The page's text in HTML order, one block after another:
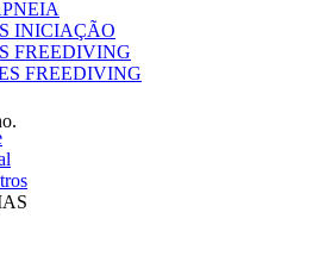
INICIAÇÃO
FREEDIVING
FREEDIVING